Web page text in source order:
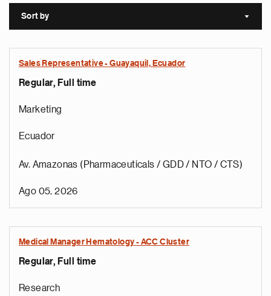
Sort by Sort
Sales Representative - Guayaquil, Ecuador
Regular, Full time
Marketing
Ecuador
Av. Amazonas (Pharmaceuticals / GDD / NTO / CTS)
Ago 05, 2026
Medical Manager Hematology - ACC Cluster
Regular, Full time
Research